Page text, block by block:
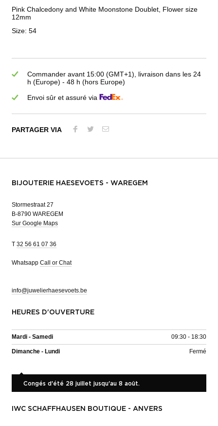
Pink Chalcedony and White Moonstone Doublet, Flower size
12mm
Size: 54
Commander avant 15:00 (GMT+1), livraison dans les 24
h (Europe) - 48 h (hors Europe)
Envoi sûr et assuré via
PARTAGER VIA
BIJOUTERIE HAESEVOETS - WAREGEM
Stormestraat 27
B-8790 WAREGEM
Sur Google Maps
T 32 56 61 07 36
Whatsapp Call or Chat
info@juwelierhaesevoets.be
HEURES D'OUVERTURE
Mardi - Samedi 09:30 - 18:30
Dimanche - Lundi Fermé
Congés d'été 28 juillet jusqu'au 8 août.
IWC SCHAFFHAUSEN BOUTIQUE - ANVERS